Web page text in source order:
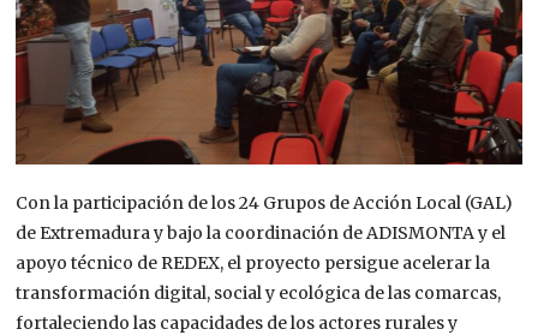
Con la participación de los 24 Grupos de Acción Local (GAL)
de Extremadura y bajo la coordinación de ADISMONTA y el
apoyo técnico de REDEX, el proyecto persigue acelerar la
transformación digital, social y ecológica de las comarcas,
fortaleciendo las capacidades de los actores rurales y